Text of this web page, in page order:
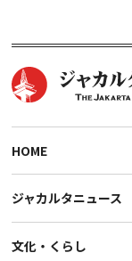
HOME
ジャカルタニュース
文化・くらし